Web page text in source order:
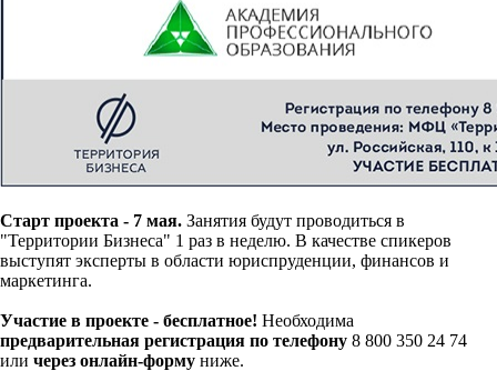
Старт проекта - 7 мая. Занятия будут проводиться в
"Территории Бизнеса" 1 раз в неделю. В качестве спикеров
выступят эксперты в области юриспруденции, финансов и
маркетинга.
Участие в проекте - бесплатное! Необходима
предварительная регистрация по телефону 8 800 350 24 74
или через онлайн-форму ниже.